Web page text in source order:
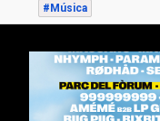
#Música